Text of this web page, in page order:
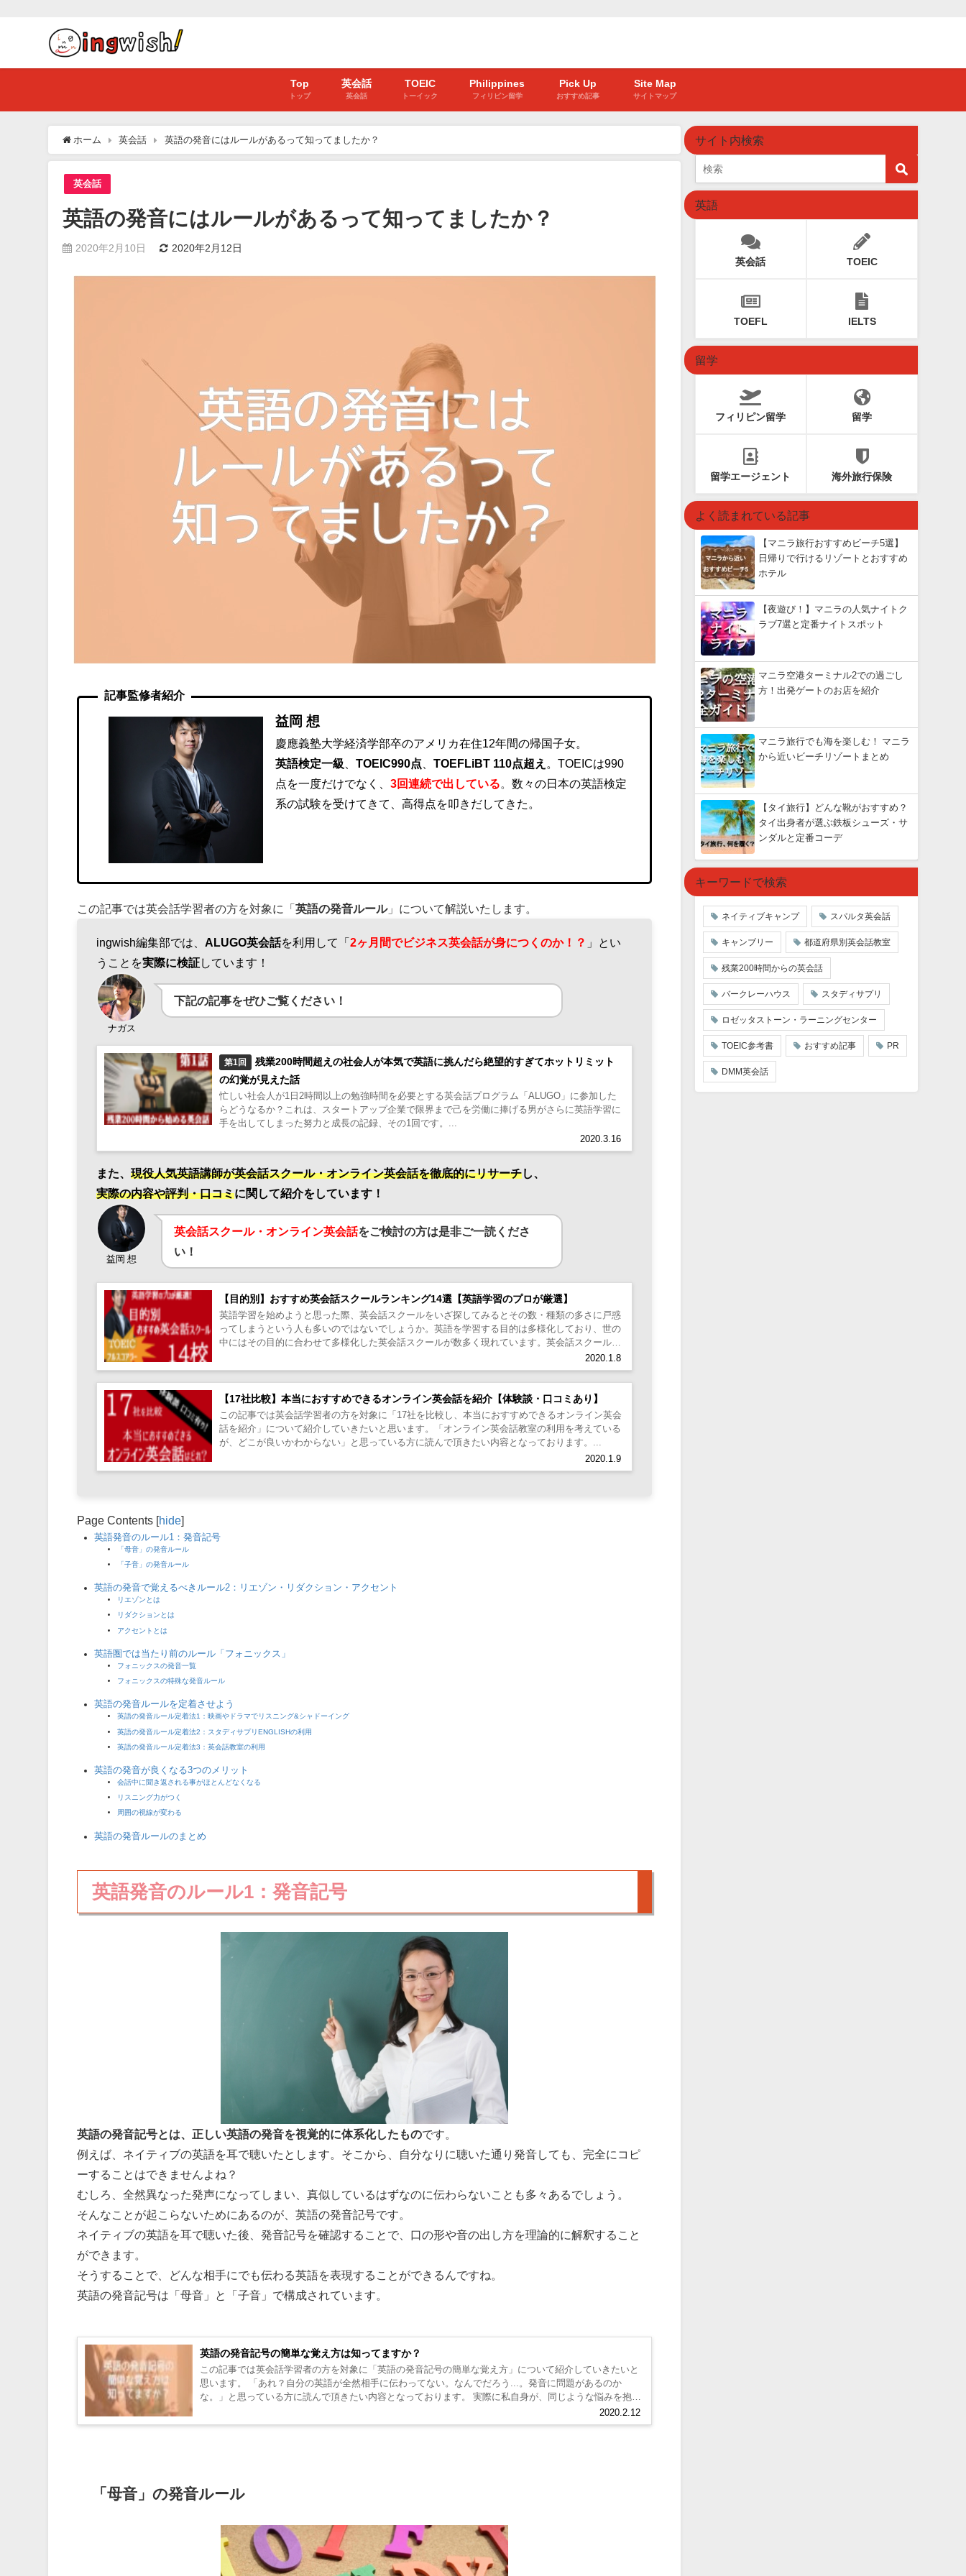
Top
トップ
英会話
英会話
TOEIC
トーイック
Philippines
フィリピン留学
Pick Up
おすすめ記事
Site Map
サイトマップ
ホーム 英会話 英語の発音にはルールがあるって知ってましたか？
英会話
英語の発音にはルールがあるって知ってましたか？
2020年2月10日 2020年2月12日
記事監修者紹介
益岡 想
慶應義塾大学経済学部卒のアメリカ在住12年間の帰国子女。
英語検定一級
TOEIC990点 TOEFLiBT 110点超え
TOEICは990
点を一度だけでなく、 3回連続で出している
数々の日本の英語検定
系の試験を受けてきて、高得点を叩きだしてきた。
この記事では英会話学習者の方を対象に「英語の発音ルール」について解説いたします。
ingwish編集部では、 ALUGO英会話を利用して「2ヶ月間でビジネス英会話が身につくのか！？ 」とい
うことを実際に検証しています！
ナガス
下記の記事をぜひご覧ください！
第1回
残業200時間超えの社会人が本気で英語に挑んだら絶望的すぎてホットリミット
の幻覚が見えた話
2020.3.16
忙しい社会人が1日2時間以上の勉強時間を必要とする英会話プログラム「ALUGO」に参加した
らどうなるか？これは、スタートアップ企業で限界まで己を労働に捧げる男がさらに英語学習に
手を出してしまった努力と成長の記録、その1回です。...
また、現役人気英語講師が英会話スクール・オンライン英会話を徹底的にリサーチし、
実際の内容や評判・口コミに関して紹介をしています！
益岡 想
英会話スクール・オンライン英会話をご検討の方は是非ご一読くださ
い！
【目的別】おすすめ英会話スクールランキング14選【英語学習のプロが厳選】
2020.1.8
英語学習を始めようと思った際、英会話スクールをいざ探してみるとその数・種類の多さに戸惑
ってしまうという人も多いのではないでしょうか。英語を学習する目的は多様化しており、世の
中にはその目的に合わせて多様化した英会話スクールが数多く現れています。英会話スクールの
【17社比較】本当におすすめできるオンライン英会話を紹介【体験談・口コミあり】
2020.1.9
この記事では英会話学習者の方を対象に「17社を比較し、本当におすすめできるオンライン英会
話を紹介」について紹介していきたいと思います。「オンライン英会話教室の利用を考えている
が、どこが良いかわからない」と思っている方に読んで頂きたい内容となっております。...
Page Contents [hide]
英語発音のルール1：発音記号
「母音」の発音ルール
「子音」の発音ルール
英語の発音で覚えるべきルール2：リエゾン・リダクション・アクセント
リエゾンとは
リダクションとは
アクセントとは
英語圏では当たり前のルール「フォニックス」
フォニックスの発音一覧
フォニックスの特殊な発音ルール
英語の発音ルールを定着させよう
英語の発音ルール定着法1：映画やドラマでリスニング&シャドーイング
英語の発音ルール定着法2：スタディサプリENGLISHの利用
英語の発音ルール定着法3：英会話教室の利用
英語の発音が良くなる3つのメリット
会話中に聞き返される事がほとんどなくなる
リスニング力がつく
周囲の視線が変わる
英語の発音ルールのまとめ
英語発音のルール1：発音記号
英語の発音記号とは、正しい英語の発音を視覚的に体系化したものです。
例えば、ネイティブの英語を耳で聴いたとします。そこから、自分なりに聴いた通り発音しても、完全にコピ
ーすることはできませんよね？
むしろ、全然異なった発声になってしまい、真似しているはずなのに伝わらないことも多々あるでしょう。
そんなことが起こらないためにあるのが、英語の発音記号です。
ネイティブの英語を耳で聴いた後、発音記号を確認することで、口の形や音の出し方を理論的に解釈すること
ができます。
そうすることで、どんな相手にでも伝わる英語を表現することができるんですね。
英語の発音記号は「母音」と「子音」で構成されています。
英語の発音記号の簡単な覚え方は知ってますか？
2020.2.12
この記事では英会話学習者の方を対象に「英語の発音記号の簡単な覚え方」について紹介していきたいと
思います。 「あれ？自分の英語が全然相手に伝わってない。なんでだろう...。発音に問題があるのか
な。」と思っている方に読んで頂きたい内容となっております。 実際に私自身が、同じような悩みを抱え
「母音」の発音ルール
サイト内検索
英語
英会話 TOEIC
TOEFL IELTS
留学
フィリピン留学 留学
留学エージェント 海外旅行保険
よく読まれている記事
【マニラ旅行おすすめビーチ5選】
日帰りで行けるリゾートとおすすめ
ホテル
【夜遊び！】マニラの人気ナイトク
ラブ7選と定番ナイトスポット
マニラ空港ターミナル2での過ごし
方！出発ゲートのお店を紹介
マニラ旅行でも海を楽しむ！ マニラ
から近いビーチリゾートまとめ
【タイ旅行】どんな靴がおすすめ？
タイ出身者が選ぶ鉄板シューズ・サ
ンダルと定番コーデ
キーワードで検索
ネイティブキャンプ スパルタ英会話
キャンブリー 都道府県別英会話教室
残業200時間からの英会話
バークレーハウス スタディサプリ
ロゼッタストーン・ラーニングセンター
TOEIC参考書 おすすめ記事 PR
DMM英会話